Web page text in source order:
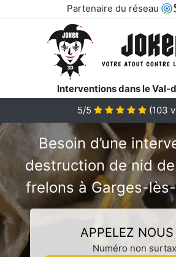
Partenaire du réseau
Interventions dans le Val-
5/5
(103
Besoin d’une
destruction de nid
frelons à Garges-
APPELEZ
Numéro non